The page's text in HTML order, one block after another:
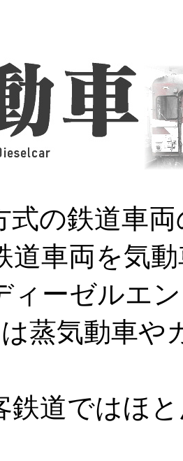
式の鉄道車
道車両を気
ィーゼルエ
蒸気動車や
鉄道ではほ